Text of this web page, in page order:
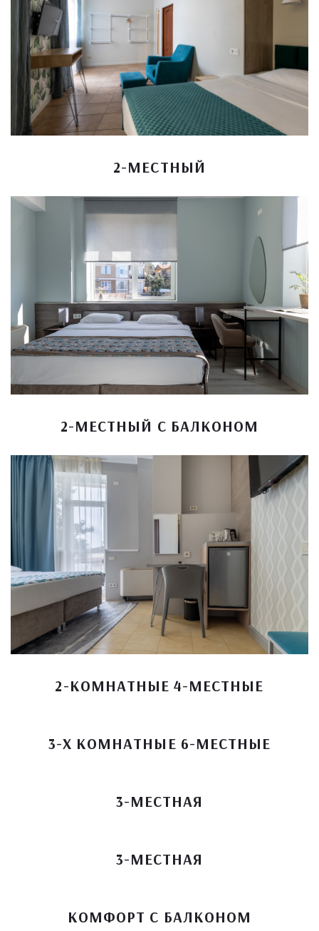
2-МЕСТНЫЙ
2-МЕСТНЫЙ С БАЛКОНОМ
2-КОМНАТНЫЕ 4-МЕСТНЫЕ
3-Х КОМНАТНЫЕ 6-МЕСТНЫЕ
3-МЕСТНАЯ
3-МЕСТНАЯ
КОМФОРТ С БАЛКОНОМ